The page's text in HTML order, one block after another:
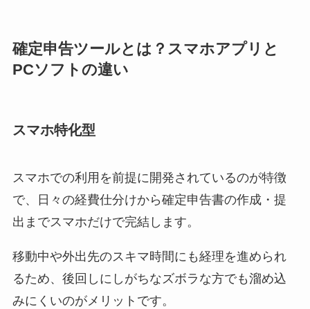
確定申告ツールとは？スマホアプリと
PCソフトの違い
スマホ特化型
スマホでの利用を前提に開発されているのが特徴
で、日々の経費仕分けから確定申告書の作成・提
出までスマホだけで完結します。
移動中や外出先のスキマ時間にも経理を進められ
るため、後回しにしがちなズボラな方でも溜め込
みにくいのがメリットです。